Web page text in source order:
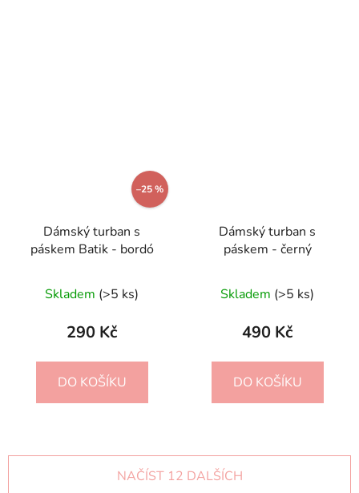
–25 %
Dámský turban s
páskem Batik - bordó
Skladem (>5 ks)
290 Kč
DO KOŠÍKU
Dámský turban s
páskem - černý
Skladem (>5 ks)
490 Kč
DO KOŠÍKU
NAČÍST 12 DALŠÍCH